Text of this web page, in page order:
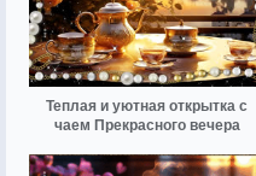
Теплая и уютная открытка с
чаем Прекрасного вечера